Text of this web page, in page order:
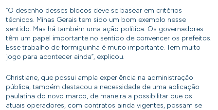
“O desenho desses blocos deve se basear em critérios
técnicos. Minas Gerais tem sido um bom exemplo nesse
sentido. Mas há também uma ação política. Os governadores
têm um papel importante no sentido de convencer os prefeitos.
Esse trabalho de formiguinha é muito importante. Tem muito
jogo para acontecer ainda”, explicou.
Christiane, que possui ampla experiência na administração
pública, também destacou a necessidade de uma aplicação
paulatina do novo marco, de maneira a possibilitar que os
atuais operadores, com contratos ainda vigentes, possam se